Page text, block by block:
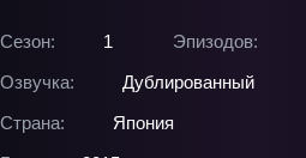
Сезон: 1 Эпизодов:
Озвучка:
Дублированный
Страна:
Япония